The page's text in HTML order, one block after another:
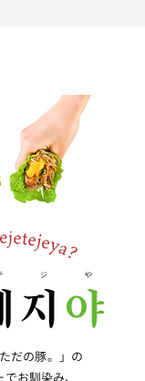
ジ や
だの豚。」の
お馴染み、